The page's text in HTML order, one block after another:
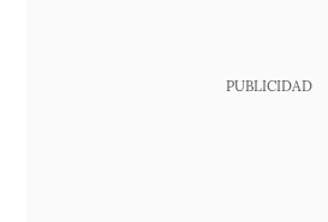
PUBLICIDAD